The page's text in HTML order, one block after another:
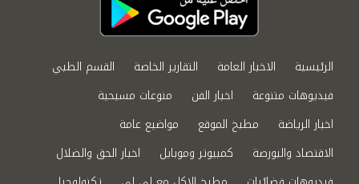
الرئيسية الاخبار العامة التقارير الخاصة
القسم الطبي
فيديوهات متنوعة
اخبار الفن
منوعات مسيحية
اخبار الرياضة
مطبخ الموقع
مواضيع عامة
الاقتصاد والبورصة
كمبيوتر وموبايل
اخبار الحق والضلال